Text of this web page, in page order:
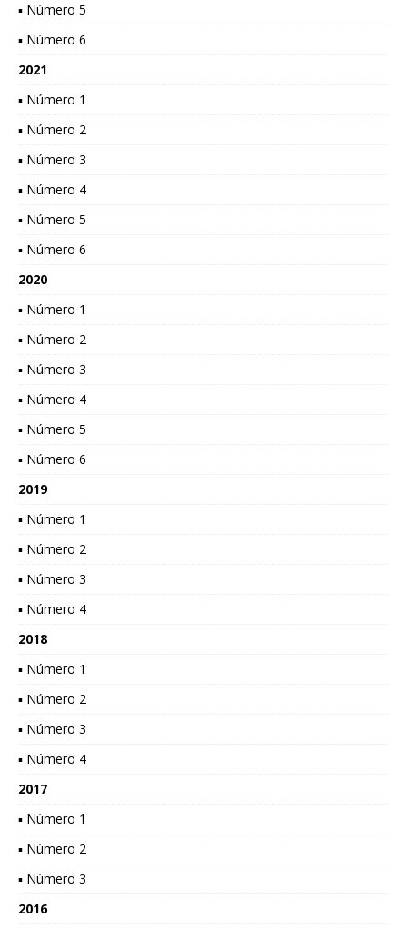
▪ Número 5
▪ Número 6
2021
▪ Número 1
▪ Número 2
▪ Número 3
▪ Número 4
▪ Número 5
▪ Número 6
2020
▪ Número 1
▪ Número 2
▪ Número 3
▪ Número 4
▪ Número 5
▪ Número 6
2019
▪ Número 1
▪ Número 2
▪ Número 3
▪ Número 4
2018
▪ Número 1
▪ Número 2
▪ Número 3
▪ Número 4
2017
▪ Número 1
▪ Número 2
▪ Número 3
2016